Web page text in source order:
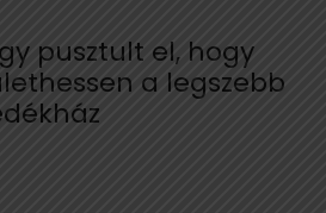
pusztult el, hogy
a legszebb